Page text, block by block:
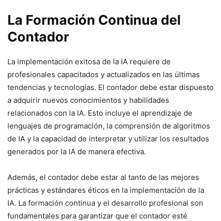
La Formación Continua del
Contador
La implementación exitosa de la IA requiere de
profesionales capacitados y actualizados en las últimas
tendencias y tecnologías. El contador debe estar dispuesto
a adquirir nuevos conocimientos y habilidades
relacionados con la IA. Esto incluye el aprendizaje de
lenguajes de programación, la comprensión de algoritmos
de IA y la capacidad de interpretar y utilizar los resultados
generados por la IA de manera efectiva.
Además, el contador debe estar al tanto de las mejores
prácticas y estándares éticos en la implementación de la
IA. La formación continua y el desarrollo profesional son
fundamentales para garantizar que el contador esté